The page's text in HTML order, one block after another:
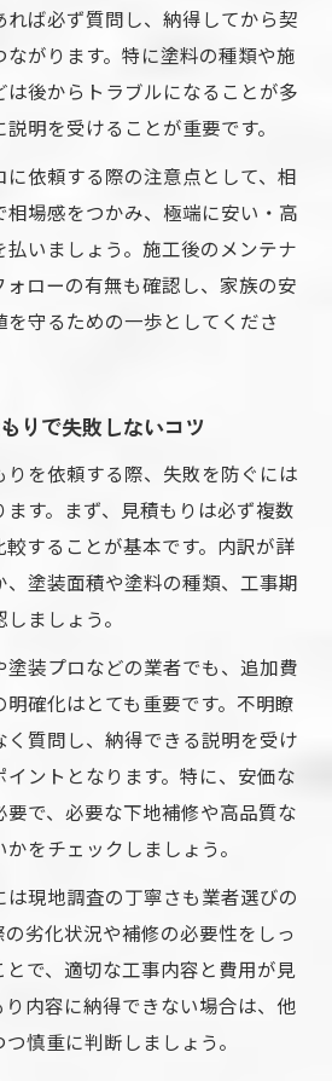
れば必ず質問し、納得してから契
がります。特に塗料の種類や施
後からトラブルになることが多
明を受けることが重要です。
に依頼する際の注意点として、相
相場感をつかみ、極端に安い・高
払いましょう。施工後のメンテナ
ォローの有無も確認し、家族の安
守るための一歩としてくださ
りで失敗しないコツ
を依頼する際、失敗を防ぐには
す。まず、見積もりは必ず複数
することが基本です。内訳が詳
塗装面積や塗料の種類、工事期
ましょう。
塗装プロなどの業者でも、追加費
確化はとても重要です。不明瞭
質問し、納得できる説明を受け
ントとなります。特に、安価な
要で、必要な下地補修や高品質な
をチェックしましょう。
現地調査の丁寧さも業者選びの
劣化状況や補修の必要性をしっ
で、適切な工事内容と費用が見
内容に納得できない場合は、他
慎重に判断しましょう。